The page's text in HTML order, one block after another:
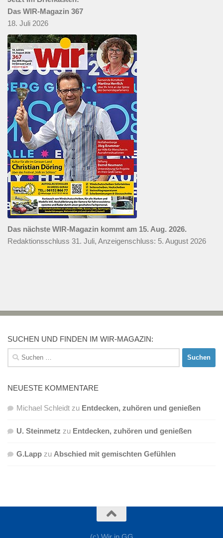
Das WIR-Magazin 367
18. Juli 2026
Das nächste WIR-Magazin kommt am 15. Aug. 2026.
Redaktionsschluss 31. Juli, Anzeigenschluss: 5. August 2026
SUCHEN UND FINDEN IM WIR-MAGAZIN:
Suchen
nach:
NEUESTE KOMMENTARE
Michael Schleidt zu Entdecken, zuhören und genießen
U. Steinmetz zu Entdecken, zuhören und genießen
G.Lapp zu Abschied mit gemischten Gefühlen